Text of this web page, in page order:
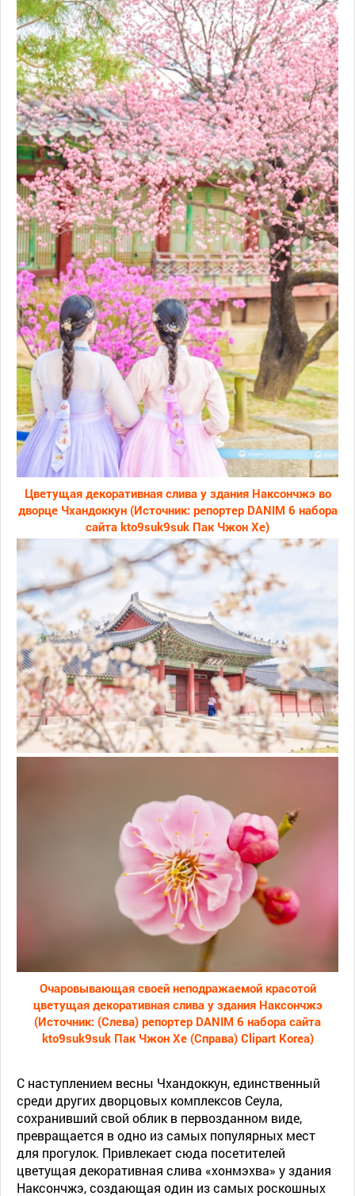
Цветущая декоративная слива у здания Наксончжэ во
дворце Чхандоккун (Источник: репортер DANIM 6 набора
сайта kto9suk9suk Пак Чжон Хе)
Очаровывающая своей неподражаемой красотой
цветущая декоративная слива у здания Наксончжэ
(Источник: (Слева) репортер DANIM 6 набора сайта
kto9suk9suk Пак Чжон Хе (Справа) Clipart Korea)
С наступлением весны Чхандоккун, единственный
среди других дворцовых комплексов Сеула,
сохранивший свой облик в первозданном виде,
превращается в одно из самых популярных мест
для прогулок. Привлекает сюда посетителей
цветущая декоративная слива «хонмэхва» у здания
Наксончжэ, создающая один из самых роскошных